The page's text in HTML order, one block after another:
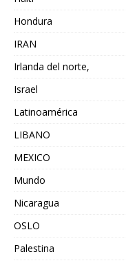
Hondura
IRAN
Irlanda del norte,
Israel
Latinoamérica
LIBANO
MEXICO
Mundo
Nicaragua
OSLO
Palestina